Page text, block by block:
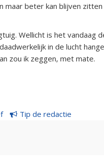
maar beter kan blijven
Wellicht is het vandaag
in de lucht
zou ik zeggen, met mate.
Tip de redactie